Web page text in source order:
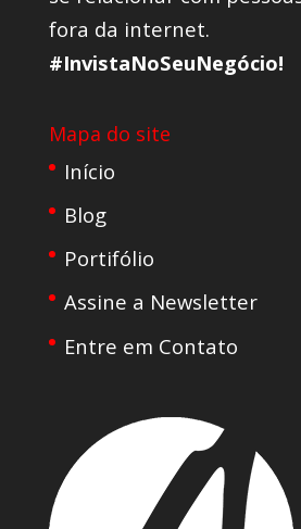
fora da internet.
#InvistaNoSeuNegócio!
Mapa do site
Início
Blog
Portifólio
Assine a Newsletter
Entre em Contato